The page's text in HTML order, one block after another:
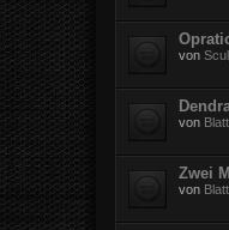
von
von
Zwei
von